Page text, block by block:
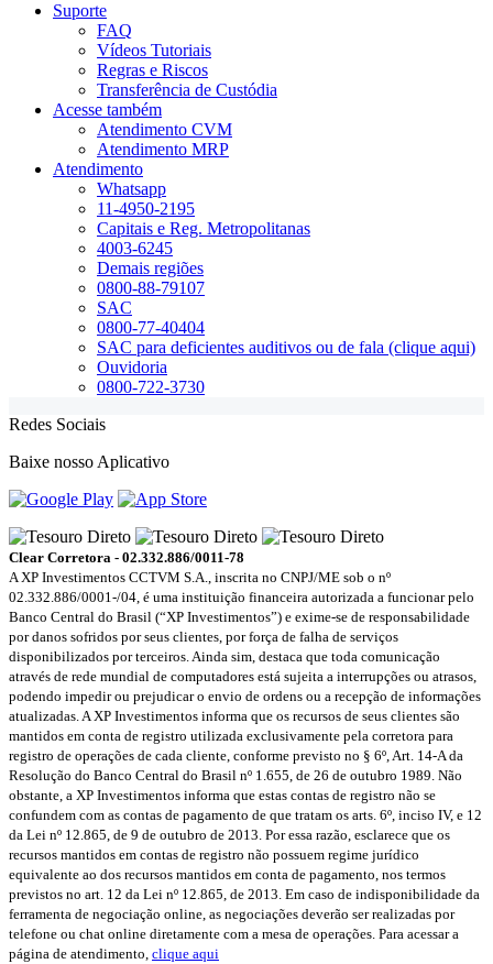
Suporte
FAQ
Vídeos Tutoriais
Regras e Riscos
Transferência de Custódia
Acesse também
Atendimento CVM
Atendimento MRP
Atendimento
Whatsapp
11-4950-2195
Capitais e Reg. Metropolitanas
4003-6245
Demais regiões
0800-88-79107
SAC
0800-77-40404
SAC para deficientes auditivos ou de fala (clique aqui)
Ouvidoria
0800-722-3730
Redes Sociais
Baixe nosso Aplicativo
Clear Corretora - 02.332.886/0011-78
A XP Investimentos CCTVM S.A., inscrita no CNPJ/ME sob o nº
02.332.886/0001-/­04, é uma instituição financeira autorizada a funcionar pelo
Banco Central do Brasil (“XP Investimentos”) e exime-se de responsabilidade
por danos sofridos por seus clientes, por força de falha de serviços
disponibilizados por terceiros. Ainda sim, destaca que toda comunicação
através de rede mundial de computadores está sujeita a interrupções ou atrasos,
podendo impedir ou prejudicar o envio de ordens ou a recepção de informações
atualizadas. A XP Investimentos informa que os recursos de seus clientes são
mantidos em conta de registro utilizada exclusivamente pela corretora para
registro de operações de cada cliente, conforme previsto no § 6º, Art. 14-A da
Resolução do Banco Central do Brasil nº 1.655, de 26 de outubro 1989. Não
obstante, a XP Investimentos informa que estas contas de registro não se
confundem com as contas de pagamento de que tratam os arts. 6º, inciso IV, e 12
da Lei nº 12.865, de 9 de outubro de 2013. Por essa razão, esclarece que os
recursos mantidos em contas de registro não possuem regime jurídico
equivalente ao dos recursos mantidos em conta de pagamento, nos termos
previstos no art. 12 da Lei nº 12.865, de 2013. Em caso de indisponibilidade da
ferramenta de negociação online, as negociações deverão ser realizadas por
telefone ou chat online diretamente com a mesa de operações. Para acessar a
página de atendimento, clique aqui